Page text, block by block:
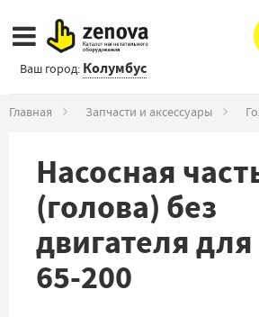
Ваш город: Колумбус
Главная Запчасти и аксессуары
Насосная
(голова) без
двигателя для
65-200